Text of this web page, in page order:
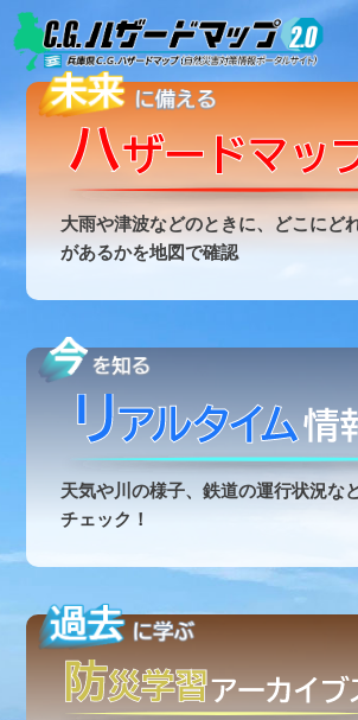
天気や川の様子、鉄道の運行状況な
チェック！
大雨や津波などのときに、どこにど
があるかを地図で確認